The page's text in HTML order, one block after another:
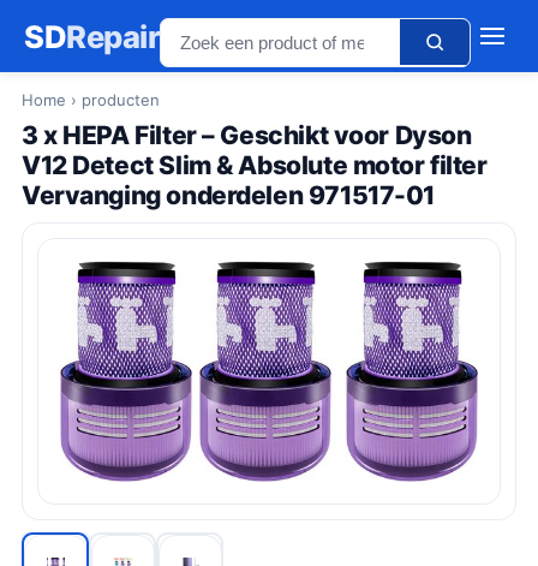
SDRepair
Home › producten
3 x HEPA Filter – Geschikt voor Dyson
V12 Detect Slim & Absolute motor filter
Vervanging onderdelen 971517-01